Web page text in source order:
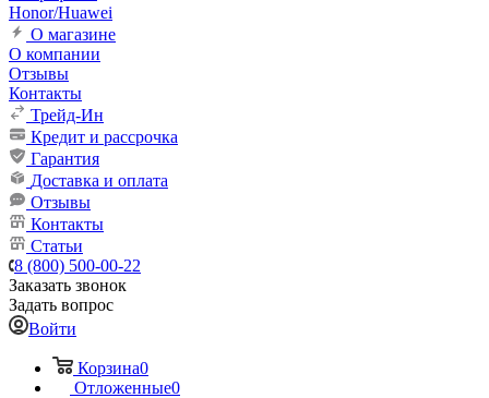
Honor/Huawei
О магазине
О компании
Отзывы
Контакты
Трейд-Ин
Кредит и рассрочка
Гарантия
Доставка и оплата
Отзывы
Контакты
Статьи
8 (800) 500-00-22
Заказать звонок
Задать вопрос
Войти
Корзина0
Отложенные0